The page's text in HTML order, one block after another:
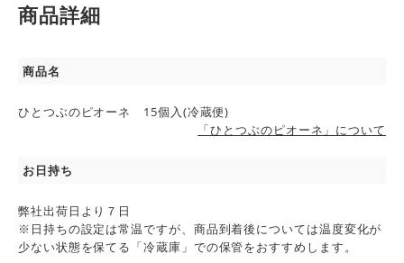
商品詳細
商品名
ひとつぶのピオーネ 15個入(冷蔵便)
「ひとつぶのピオーネ」について
お日持ち
弊社出荷日より７日
※日持ちの設定は常温ですが、商品到着後については温度変化が
少ない状態を保てる「冷蔵庫」での保管をおすすめします。